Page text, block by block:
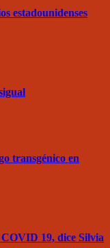
estadounidenses
transgénico en
19, dice Silvia